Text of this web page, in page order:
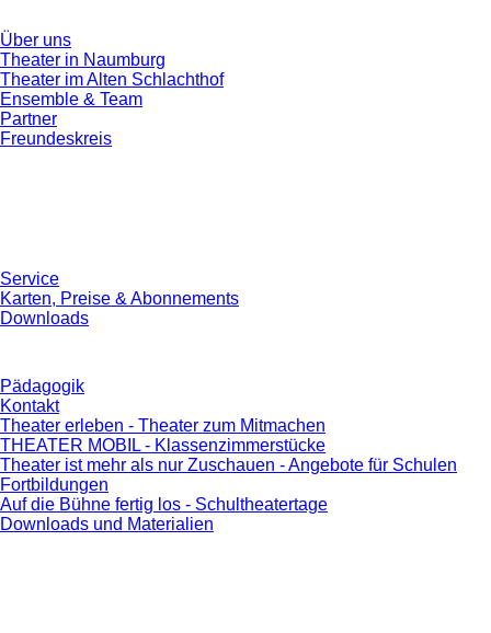
Über uns
Theater in Naumburg
Theater im Alten Schlachthof
Ensemble & Team
Partner
Freundeskreis
Service
Karten, Preise & Abonnements
Downloads
Pädagogik
Kontakt
Theater erleben - Theater zum Mitmachen
THEATER MOBIL - Klassenzimmerstücke
Theater ist mehr als nur Zuschauen - Angebote für Schulen
Fortbildungen
Auf die Bühne fertig los - Schultheatertage
Downloads und Materialien